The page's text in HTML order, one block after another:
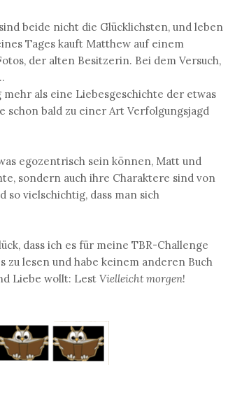
beide nicht die Glücklichsten, und leben
Tages kauft Matthew auf einem
der alten Besitzerin. Bei dem Versuch,
mehr als eine Liebesgeschichte der etwas
bald zu einer Art Verfolgungsjagd
egozentrisch sein können, Matt und
sondern auch ihre Charaktere sind von
vielschichtig, dass man sich
dass ich es für meine TBR-Challenge
zu lesen und habe keinem anderen Buch
Liebe wollt: Lest Vielleicht morgen!